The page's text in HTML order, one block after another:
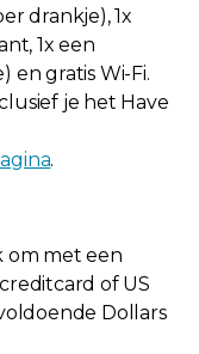
drankje), 1x
1x een
en gratis Wi-Fi.
je het Have
.
om met een
of US
Dollars